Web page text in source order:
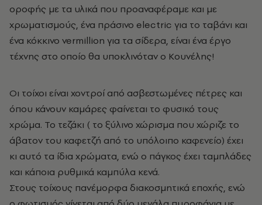
οροφής με τα υλικά που προαναφέραμε και με
χρωματισμούς, ένα πράσινο electric για το ταβάνι και
ένα κόκκινο vermillion για τα σίδερα, είναι ένα έργο
τέχνης στο οποίο θα υποκλινόταν ο Κουνέλης!
Οι τοίχοι είναι χοντροί από ασβεστωμένες πέτρες και
όπου κάνουν καμάρες φαίνεται το φυσικό τους
χρώμα. Το τεζάκι ( το ξύλινο χώρισμα που χώριζε το
άβατον του καφετζή από το υπόλοιπο καφενείο) έχει
κι αυτό τα ίδια χρώματα, ενώ ο πάγκος έχει ταμπλάδες
και κάποια ρυθμικά καμπύλα κενά.
Στους τοίχους πανέμορφα διακοσμητικά εποχής, ενώ